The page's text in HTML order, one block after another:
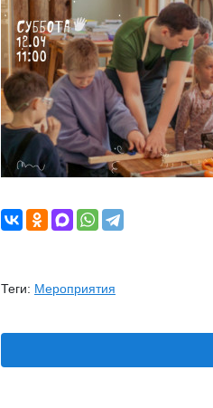
Теги: Мероприятия